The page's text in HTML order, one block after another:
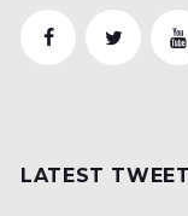
LATEST